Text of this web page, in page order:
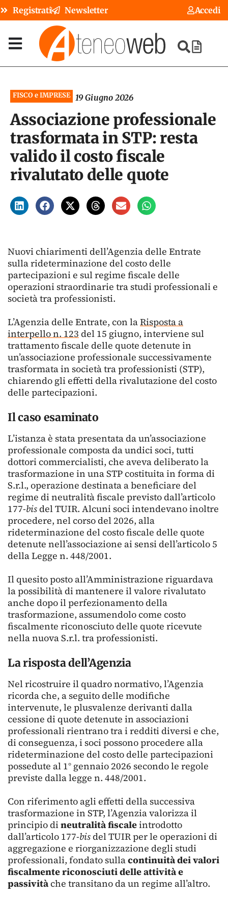
Registrati Newsletter Accedi
FISCO e IMPRESE 19 Giugno 2026
Associazione professionale
trasformata in STP: resta
valido il costo fiscale
rivalutato delle quote
Nuovi chiarimenti dell’Agenzia delle Entrate
sulla rideterminazione del costo delle
partecipazioni e sul regime fiscale delle
operazioni straordinarie tra studi professionali e
società tra professionisti.
L’Agenzia delle Entrate, con laRisposta a
interpello n. 123 del 15 giugno, interviene sul
trattamento fiscale delle quote detenute in
un’associazione professionale successivamente
trasformata in società tra professionisti (STP),
chiarendo gli effetti della rivalutazione del costo
delle partecipazioni.
Il caso esaminato
L’istanza è stata presentata da un’associazione
professionale composta da undici soci, tutti
dottori commercialisti, che aveva deliberato la
trasformazione in una STP costituita in forma di
S.r.l., operazione destinata a beneficiare del
regime di neutralità fiscale previsto dall’articolo
177-bisdel TUIR. Alcuni soci intendevano inoltre
procedere, nel corso del 2026, alla
rideterminazione del costo fiscale delle quote
detenute nell’associazione ai sensi dell’articolo 5
della Legge n. 448/2001.
Il quesito posto all’Amministrazione riguardava
la possibilità di mantenere il valore rivalutato
anche dopo il perfezionamento della
trasformazione, assumendolo come costo
fiscalmente riconosciuto delle quote ricevute
nella nuova S.r.l. tra professionisti.
La risposta dell’Agenzia
Nel ricostruire il quadro normativo, l’Agenzia
ricorda che, a seguito delle modifiche
intervenute, le plusvalenze derivanti dalla
cessione di quote detenute in associazioni
professionali rientrano tra i redditi diversi e che,
di conseguenza, i soci possono procedere alla
rideterminazione del costo delle partecipazioni
possedute al 1° gennaio 2026 secondo le regole
previste dalla legge n. 448/2001.
Con riferimento agli effetti della successiva
trasformazione in STP, l’Agenzia valorizza il
principio dineutralità fiscaleintrodotto
dall’articolo 177-bisdel TUIR per le operazioni di
aggregazione e riorganizzazione degli studi
professionali, fondato sullacontinuità dei valori
fiscalmente riconosciuti delle attività e
passivitàche transitano da un regime all’altro.